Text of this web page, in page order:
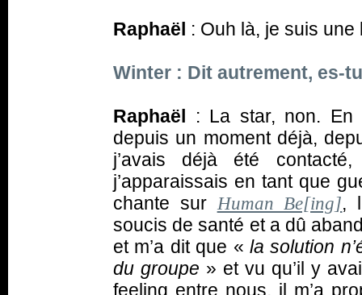
Raphaël : Ouh là, je suis
Winter : Dit autrement, es-
Raphaël : La star, non. En
depuis un moment déjà,
j’avais déjà été
j’apparaissais en tant que
chante sur Human Be[ing],
soucis de santé et a dû
et m’a dit que « la solution
du groupe » et vu qu’il y
feeling entre nous, il m’a